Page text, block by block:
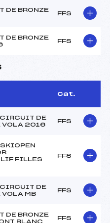
DE BRONZE
FFS
DE BRONZE
FFS
Cat.
DE
VOLA 2016
FFS
FILLES
FFS
DE
VOLA MB
FFS
DE BRONZE
BLANC
FFS